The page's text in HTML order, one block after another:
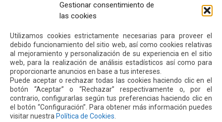
Gestionar consentimiento de
las cookies
Utilizamos cookies estrictamente necesarias para proveer el
debido funcionamiento del sitio web, así como cookies relativas
al mejoramiento y personalización de su experiencia en el sitio
web, para la realización de análisis estadísticos así como para
proporcionarte anuncios en base a tus intereses.
Puede aceptar o rechazar todas las cookies haciendo clic en el
botón “Aceptar” o “Rechazar” respectivamente o, por el
contrario, configurarlas según tus preferencias haciendo clic en
el botón “Configuración”. Para obtener más información puedes
visitar nuestra Política de Cookies
OtrasNoticias
24 JUL 2026